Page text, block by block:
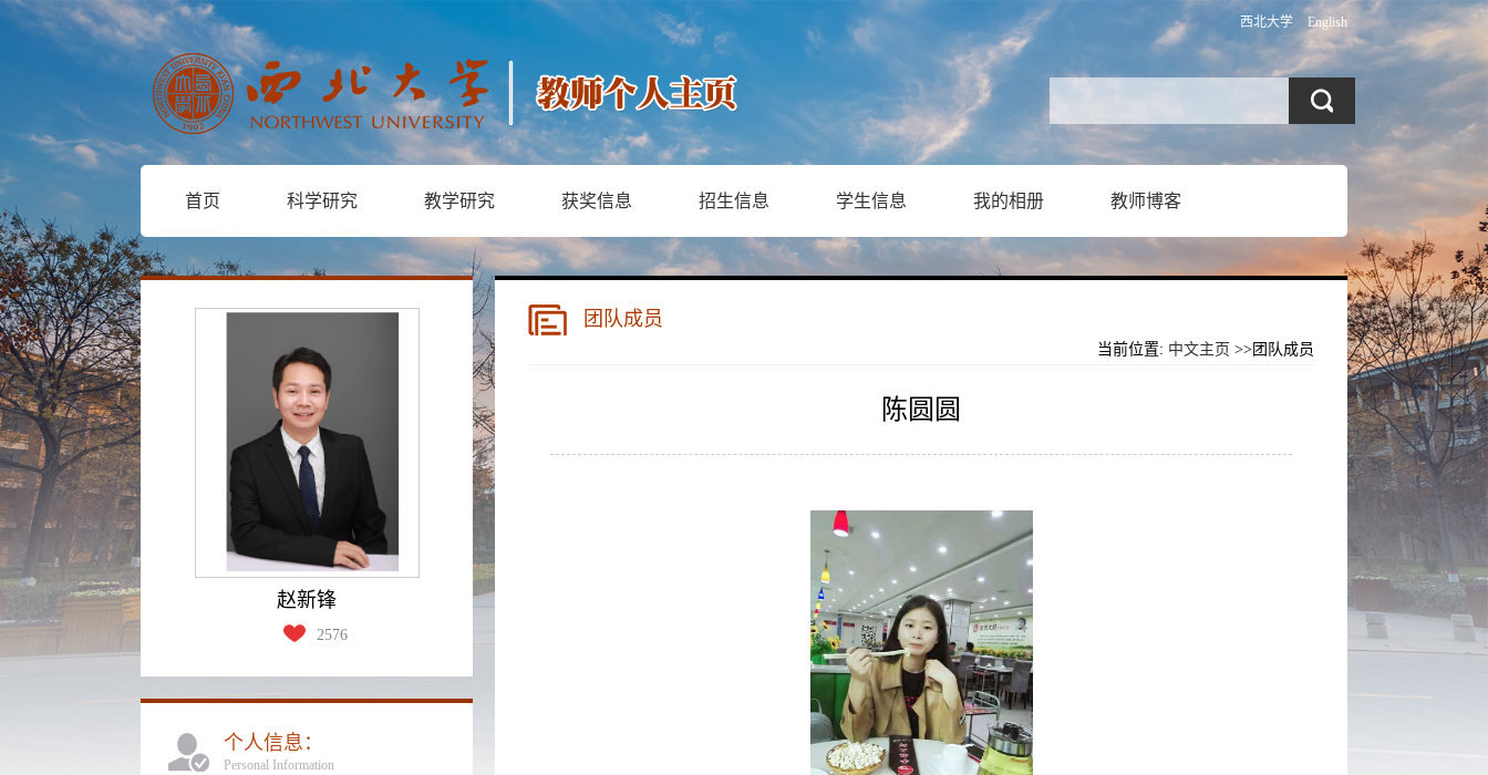
西北大学 English
首页 科学研究 教学研究 获奖信息 招生信息 学生信息 我的相册 教师博客
赵新锋
2576
个人信息：
Personal Information
团队成员
当前位置: 中文主页 >>团队成员
陈圆圆